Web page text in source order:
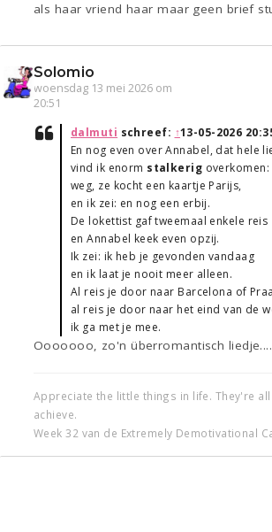
als haar vriend haar maar geen brief
Solomio
woensdag 13 mei 2026 om
20:51
dalmuti schreef: ↑13-05-2026
En nog even over Annabel, dat hele
vind ik enorm stalkerig
weg, ze kocht een kaartje Parijs,
en ik zei: en nog een erbij.
De lokettist gaf tweemaal enkele reis
en Annabel keek even opzij.
Ik zei: ik heb je gevonden vandaag
en ik laat je nooit meer alleen.
Al reis je door naar Barcelona of
al reis je door naar het eind van de
ik ga met je mee.
Ooooooo, zo'n überromantisch
Appreciate the little things in life. They're
achieve.
Week 32 van de Extremely Demotivational